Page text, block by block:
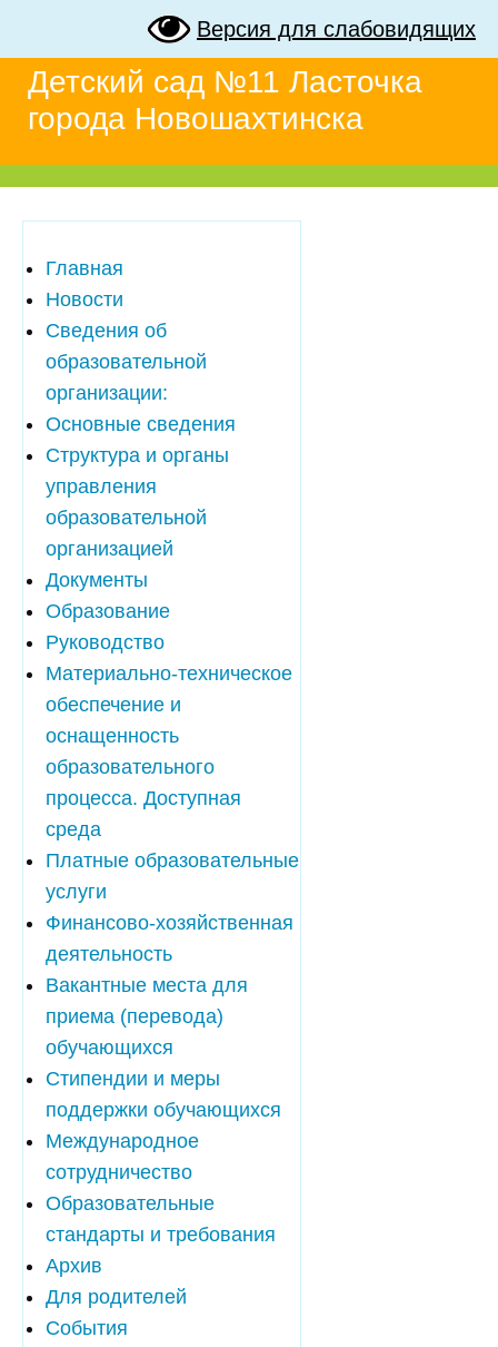
Версия для слабовидящих
Детский сад №11 Ласточка
города Новошахтинска
Главная
Новости
Сведения об
образовательной
организации:
Основные сведения
Структура и органы
управления
образовательной
организацией
Документы
Образование
Руководство
Материально-техническое
обеспечение и
оснащенность
образовательного
процесса. Доступная
среда
Платные образовательные
услуги
Финансово-хозяйственная
деятельность
Вакантные места для
приема (перевода)
обучающихся
Стипендии и меры
поддержки обучающихся
Международное
сотрудничество
Образовательные
стандарты и требования
Архив
Для родителей
События